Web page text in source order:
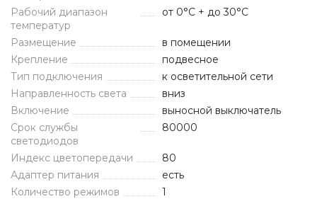
Рабочий диапазон
температур
от 0°C + до 30°C
Размещение
в помещении
Крепление
подвесное
Тип подключения
к осветительной сети
Направленность света
вниз
Включение
выносной выключатель
Срок службы
светодиодов
80000
Индекс цветопередачи
80
Адаптер питания
есть
Количество режимов
1